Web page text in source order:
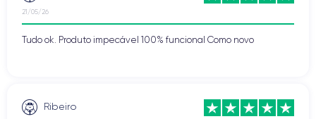
21/05/26
Tudo ok. Produto impecável 100% funcional Como novo
Ribeiro